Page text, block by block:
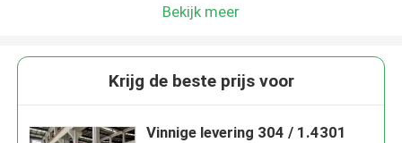
Bekijk meer
Krijg de beste prijs voor
Vinnige levering 304 / 1.4301